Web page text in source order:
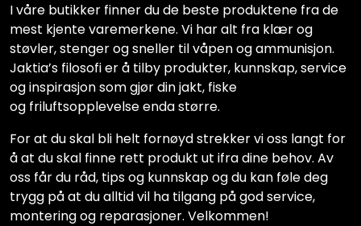
I våre butikker finner du de beste produktene fra de
mest kjente varemerkene. Vi har alt fra klær og
støvler, stenger og sneller til våpen og ammunisjon.
Jaktia’s filosofi er å tilby produkter, kunnskap, service
og inspirasjon som gjør din jakt, fiske
og friluftsopplevelse enda større.
For at du skal bli helt fornøyd strekker vi oss langt for
å at du skal finne rett produkt ut ifra dine behov. Av
oss får du råd, tips og kunnskap og du kan føle deg
trygg på at du alltid vil ha tilgang på god service,
montering og reparasjoner. Velkommen!